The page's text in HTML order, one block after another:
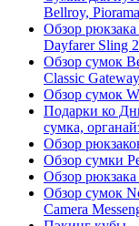
Bellroy, Piorama
Обзор
Dayfarer Sling
Обзор сумок
Classic
Обзор сумок
Подарки ко
сумка,
Обзор
Обзор сумки
Обзор
Обзор сумок
Camera